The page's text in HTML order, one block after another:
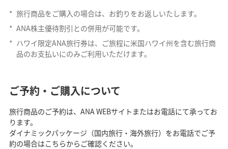
* 旅行商品をご購入の場合は、お釣りをお返しいたします。
* ANA株主優待割引との併用が可能です。
* ハワイ限定ANA旅行券は、ご旅程に米国ハワイ州を含む旅行商
品のお支払いにのみご利用いただけます。
ご予約・ご購入について
旅行商品のご予約は、ANA WEBサイトまたはお電話にて承ってお
ります。
ダイナミックパッケージ（国内旅行・海外旅行）をお電話でご予
約の場合はこちらからご確認ください。